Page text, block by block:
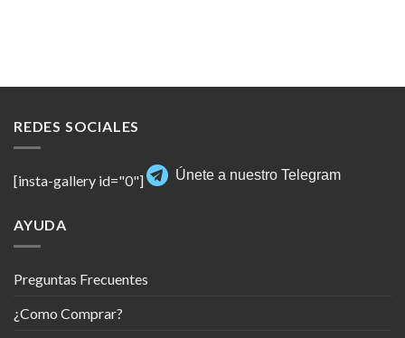
REDES SOCIALES
[insta-gallery id="0"] Únete a nuestro Telegram
AYUDA
Preguntas Frecuentes
¿Como Comprar?